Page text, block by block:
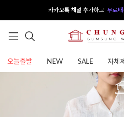
카카오톡 채널 추가하고 무료배
오늘출발 NEW SALE 자체